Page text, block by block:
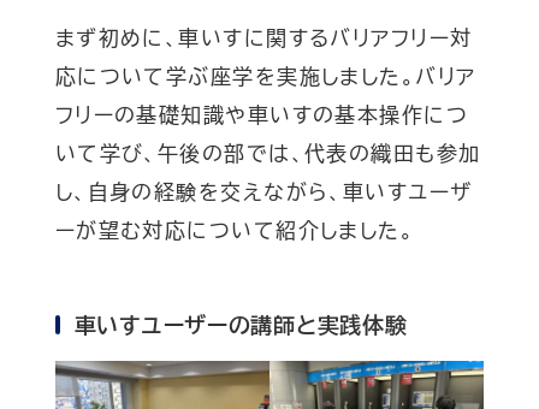
まず初めに、車いすに関するバリアフリー対
応について学ぶ座学を実施しました。バリア
フリーの基礎知識や車いすの基本操作につ
いて学び、午後の部では、代表の織田も参加
し、自身の経験を交えながら、車いすユーザ
ーが望む対応について紹介しました。
車いすユーザーの講師と実践体験